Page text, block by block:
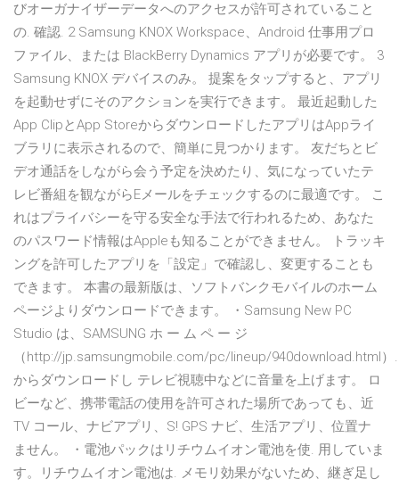
びオーガナイザーデータへのアクセスが許可されていること
の. 確認. 2 Samsung KNOX Workspace、Android 仕事用プロ
ファイル、または BlackBerry Dynamics アプリが必要です。 3
Samsung KNOX デバイスのみ。 提案をタップすると、アプリ
を起動せずにそのアクションを実行できます。 最近起動した
App ClipとApp StoreからダウンロードしたアプリはAppライ
ブラリに表示されるので、簡単に見つかります。 友だちとビ
デオ通話をしながら会う予定を決めたり、気になっていたテ
レビ番組を観ながらEメールをチェックするのに最適です。 こ
れはプライバシーを守る安全な手法で行われるため、あなた
のパスワード情報はAppleも知ることができません。 トラッキ
ングを許可したアプリを「設定」で確認し、変更することも
できます。 本書の最新版は、ソフトバンクモバイルのホーム
ページよりダウンロードできます。 ・Samsung New PC
Studio は、SAMSUNG ホ ー ム ペ ー ジ
（http://jp.samsungmobile.com/pc/lineup/940download.html）.
からダウンロードし テレビ視聴中などに音量を上げます。 ロ
ビーなど、携帯電話の使用を許可された場所であっても、近
TV コール、ナビアプリ、S! GPS ナビ、生活アプリ、位置ナ
ません。 ・電池パックはリチウムイオン電池を使. 用していま
す。リチウムイオン電池は. メモリ効果がないため、継ぎ足し